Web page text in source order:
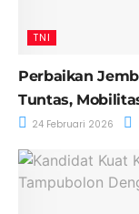
TNI
Perbaikan
Tuntas,
24 Februari 2026